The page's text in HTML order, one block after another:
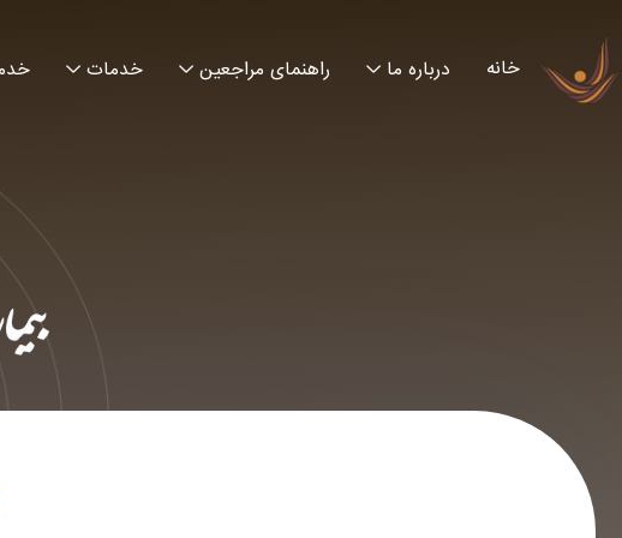
خانه درباره ما راهنمای مراجعین خدمات